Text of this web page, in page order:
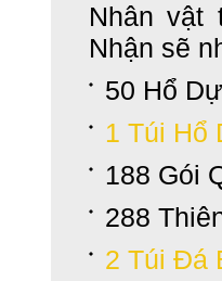
Nhân vật
Nhận sẽ
50 Hổ
1 Túi Hổ
188 Gói
288
2 Túi Đá